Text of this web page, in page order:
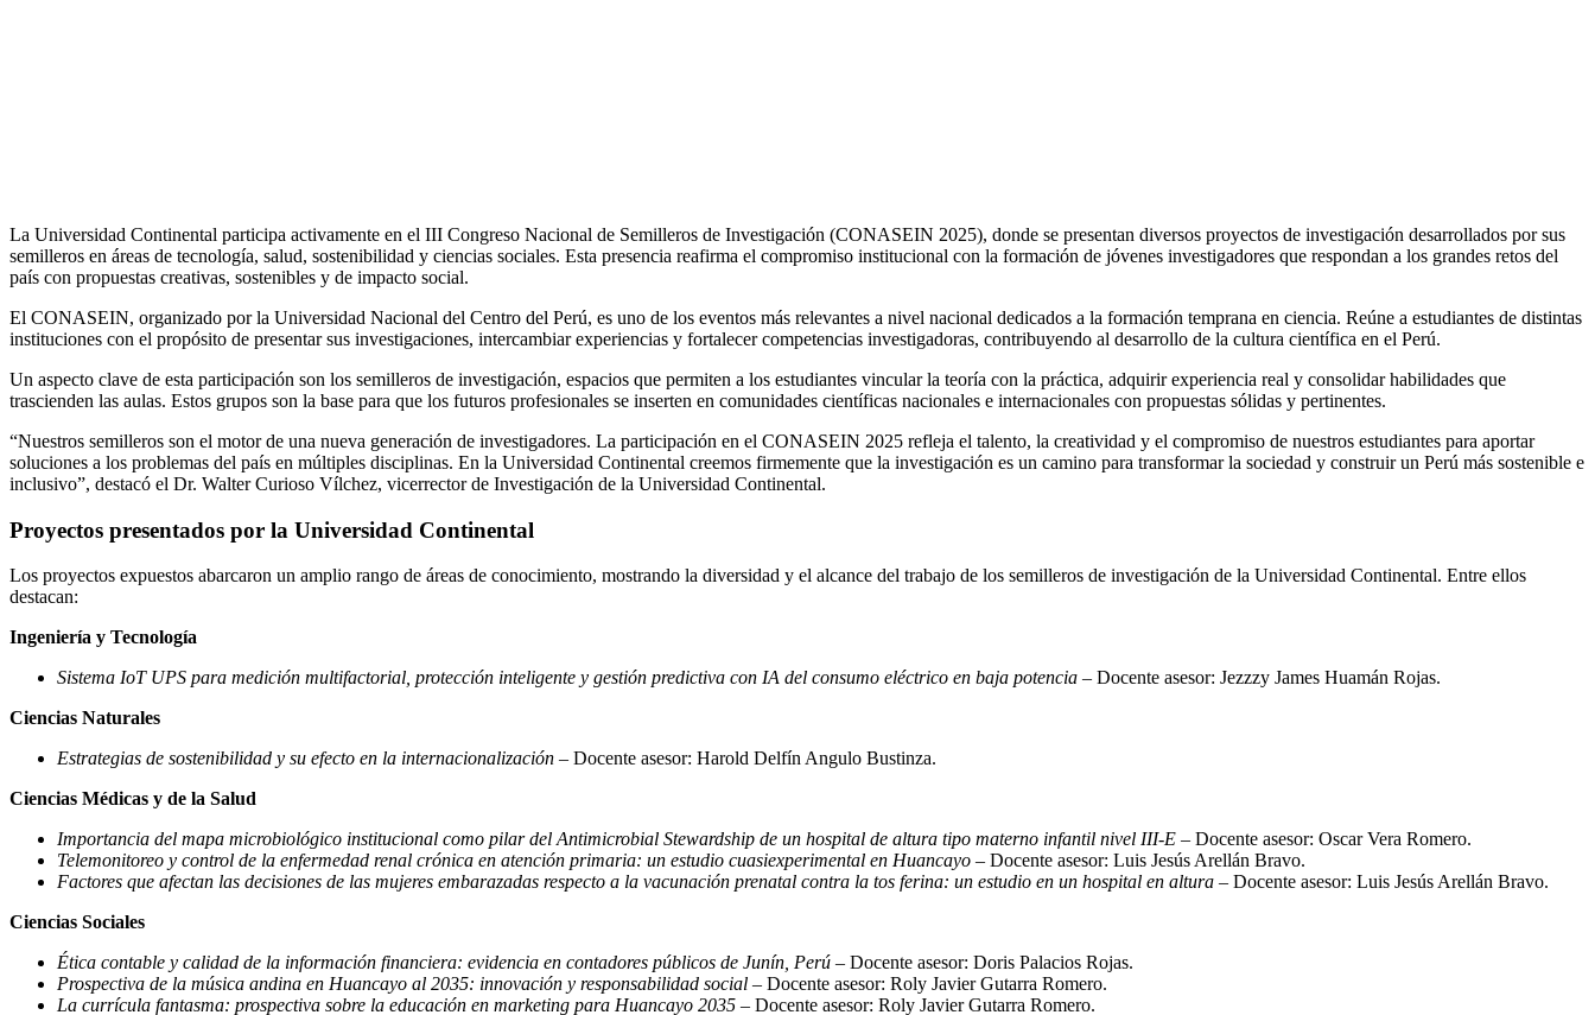
La Universidad Continental participa activamente en el III Congreso Nacional de Semilleros de Investigación (CONASEIN 2025), donde se presentan diversos proyectos de investigación desarrollados por sus
semilleros en áreas de tecnología, salud, sostenibilidad y ciencias sociales. Esta presencia reafirma el compromiso institucional con la formación de jóvenes investigadores que respondan a los grandes retos del
país con propuestas creativas, sostenibles y de impacto social.
El CONASEIN, organizado por la Universidad Nacional del Centro del Perú, es uno de los eventos más relevantes a nivel nacional dedicados a la formación temprana en ciencia. Reúne a estudiantes de distintas
instituciones con el propósito de presentar sus investigaciones, intercambiar experiencias y fortalecer competencias investigadoras, contribuyendo al desarrollo de la cultura científica en el Perú.
Un aspecto clave de esta participación son los semilleros de investigación, espacios que permiten a los estudiantes vincular la teoría con la práctica, adquirir experiencia real y consolidar habilidades que
trascienden las aulas. Estos grupos son la base para que los futuros profesionales se inserten en comunidades científicas nacionales e internacionales con propuestas sólidas y pertinentes.
“Nuestros semilleros son el motor de una nueva generación de investigadores. La participación en el CONASEIN 2025 refleja el talento, la creatividad y el compromiso de nuestros estudiantes para aportar
soluciones a los problemas del país en múltiples disciplinas. En la Universidad Continental creemos firmemente que la investigación es un camino para transformar la sociedad y construir un Perú más sostenible e
inclusivo”, destacó el Dr. Walter Curioso Vílchez, vicerrector de Investigación de la Universidad Continental.
Proyectos presentados por la Universidad Continental
Los proyectos expuestos abarcaron un amplio rango de áreas de conocimiento, mostrando la diversidad y el alcance del trabajo de los semilleros de investigación de la Universidad Continental. Entre ellos
destacan:
Ingeniería y Tecnología
Sistema IoT UPS para medición multifactorial, protección inteligente y gestión predictiva con IA del consumo eléctrico en baja potencia – Docente asesor: Jezzzy James Huamán Rojas.
Ciencias Naturales
Estrategias de sostenibilidad y su efecto en la internacionalización – Docente asesor: Harold Delfín Angulo Bustinza.
Ciencias Médicas y de la Salud
Importancia del mapa microbiológico institucional como pilar del Antimicrobial Stewardship de un hospital de altura tipo materno infantil nivel III-E – Docente asesor: Oscar Vera Romero.
Telemonitoreo y control de la enfermedad renal crónica en atención primaria: un estudio cuasiexperimental en Huancayo – Docente asesor: Luis Jesús Arellán Bravo.
Factores que afectan las decisiones de las mujeres embarazadas respecto a la vacunación prenatal contra la tos ferina: un estudio en un hospital en altura – Docente asesor: Luis Jesús Arellán Bravo.
Ciencias Sociales
Ética contable y calidad de la información financiera: evidencia en contadores públicos de Junín, Perú – Docente asesor: Doris Palacios Rojas.
Prospectiva de la música andina en Huancayo al 2035: innovación y responsabilidad social – Docente asesor: Roly Javier Gutarra Romero.
La currícula fantasma: prospectiva sobre la educación en marketing para Huancayo 2035 – Docente asesor: Roly Javier Gutarra Romero.